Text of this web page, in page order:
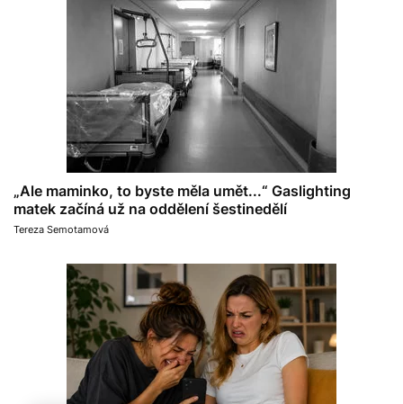
„Ale maminko, to byste měla umět...“ Gaslighting
matek začíná už na oddělení šestinedělí
Tereza Semotamová